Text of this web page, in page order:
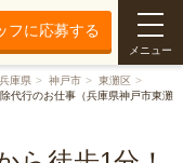
フに応募する
メニュー
兵庫県 神戸市
東灘区
代行のお仕事（兵庫県神戸市東灘